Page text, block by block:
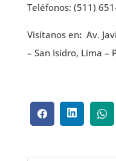
Teléfonos: (511)
Visítanos en: Av.
– San Isidro, Lima –